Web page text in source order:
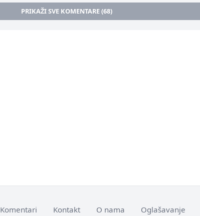
PRIKAŽI SVE KOMENTARE (68)
Komentari Kontakt O nama Oglašavanje